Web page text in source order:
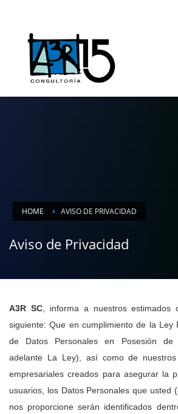
HOME AVISO DE PRIVACIDAD
Aviso de Privacidad
A3R SC, informa a nuestros estimados
siguiente: Que en cumplimiento de la Ley
de Datos Personales en Posesión de
adelante La Ley), así como de nuestros
empresariales creados para asegurar la
usuarios, los Datos Personales que usted
nos proporcione serán identificados